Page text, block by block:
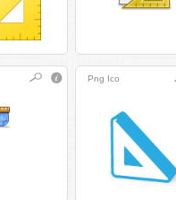
Png Ico